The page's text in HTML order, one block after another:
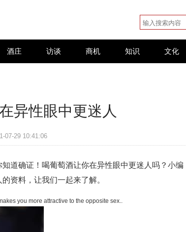
酒庄 访谈 商机 知识 文化
异性眼中更迷人
07-29 10:41:06
道确证！喝葡萄酒让你在异性眼中更迷人吗？小编
资料，让我们一起来了解。
you more attractive to the opposite sex..